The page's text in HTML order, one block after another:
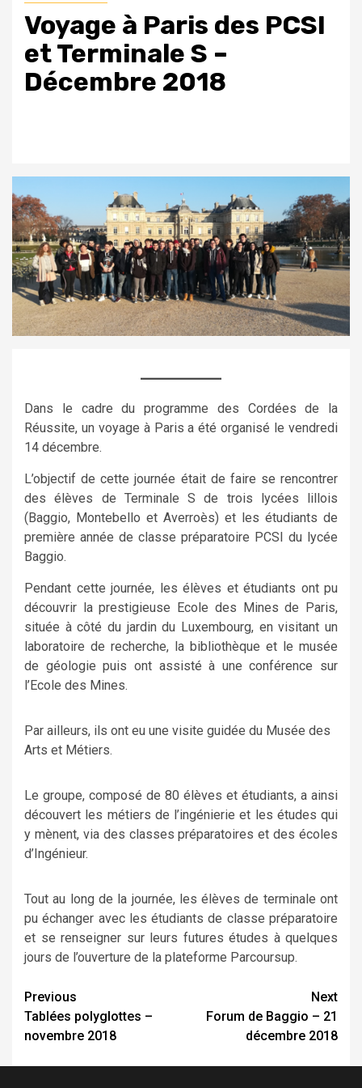
Voyage à Paris des PCSI
et Terminale S –
Décembre 2018
Dans le cadre du programme des Cordées de la
Réussite, un voyage à Paris a été organisé le vendredi
14 décembre.
L’objectif de cette journée était de faire se rencontrer
des élèves de Terminale S de trois lycées lillois
(Baggio, Montebello et Averroès) et les étudiants de
première année de classe préparatoire PCSI du lycée
Baggio.
Pendant cette journée, les élèves et étudiants ont pu
découvrir la prestigieuse Ecole des Mines de Paris,
située à côté du jardin du Luxembourg, en visitant un
laboratoire de recherche, la bibliothèque et le musée
de géologie puis ont assisté à une conférence sur
l’Ecole des Mines.
Par ailleurs, ils ont eu une visite guidée du Musée des
Arts et Métiers.
Le groupe, composé de 80 élèves et étudiants, a ainsi
découvert les métiers de l’ingénierie et les études qui
y mènent, via des classes préparatoires et des écoles
d’Ingénieur.
Tout au long de la journée, les élèves de terminale ont
pu échanger avec les étudiants de classe préparatoire
et se renseigner sur leurs futures études à quelques
jours de l’ouverture de la plateforme Parcoursup.
Continue
Reading
Previous
Tablées polyglottes –
novembre 2018
Next
Forum de Baggio – 21
décembre 2018